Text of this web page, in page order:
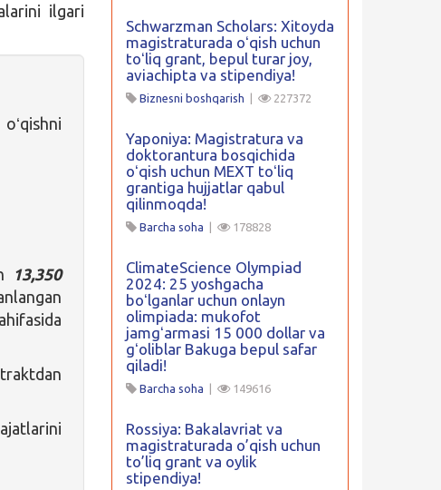
ilgari
13,350
Schwarzman Scholars: Xitoyda
magistraturada oʻqish uchun
toʻliq grant, bepul turar joy,
aviachipta va stipendiya!
Biznesni boshqarish 227372
Yaponiya: Magistratura va
doktorantura bosqichida
oʻqish uchun MEXT toʻliq
grantiga hujjatlar qabul
qilinmoqda!
Barcha soha 178828
ClimateScience Olympiad
2024: 25 yoshgacha
boʻlganlar uchun onlayn
olimpiada: mukofot
jamgʻarmasi 15 000 dollar va
gʻoliblar Bakuga bepul safar
qiladi!
Barcha soha 149616
Rossiya: Bakalavriat va
magistraturada o’qish uchun
to’liq grant va oylik
stipendiya!